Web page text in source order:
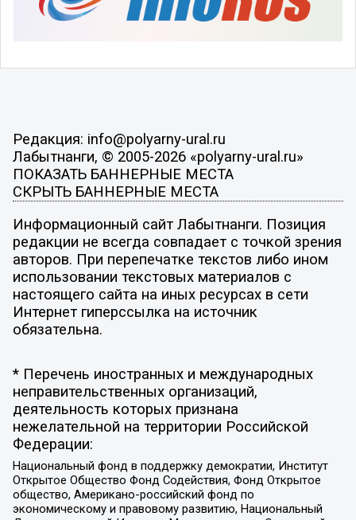
Редакция: info@polyarny-ural.ru
Лабытнанги, © 2005-2026 «polyarny-ural.ru»
ПОКАЗАТЬ БАННЕРНЫЕ МЕСТА
СКРЫТЬ БАННЕРНЫЕ МЕСТА
Информационный сайт Лабытнанги. Позиция
редакции не всегда совпадает с точкой зрения
авторов. При перепечатке текстов либо ином
использовании текстовых материалов с
настоящего сайта на иных ресурсах в сети
Интернет гиперссылка на источник
обязательна.
* Перечень иностранных и международных
неправительственных организаций,
деятельность которых признана
нежелательной на территории Российской
Федерации:
Национальный фонд в поддержку демократии, Институт
Открытое Общество Фонд Содействия, Фонд Открытое
общество, Американо-российский фонд по
экономическому и правовому развитию, Национальный